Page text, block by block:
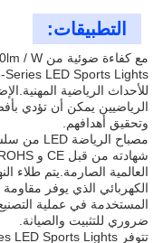
التطبيقات:
للأحداث الرياضية
الرياضيين يمكن أن تؤدي
وتحقيق أهدافهم.
العالمية الصارمة.يتم طلاء
الكهربائي الذي يوفر مقاومة
المستخدمة في عملية
ضروري للتثبيت والصيانة.